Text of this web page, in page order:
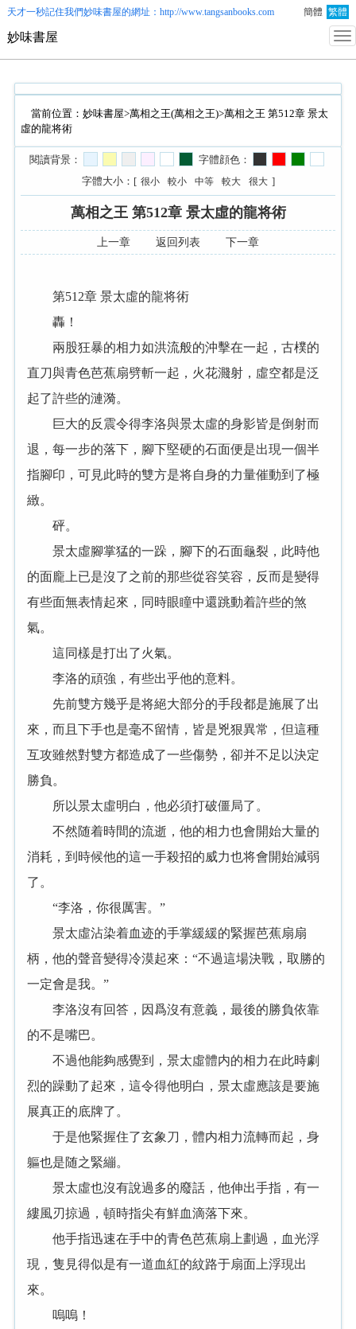
天才一秒記住我們妙味書屋的網址：http://www.tangsanbooks.com 簡體 繁體
妙味書屋
當前位置： 妙味書屋>萬相之王(萬相之王)>萬相之王 第512章 景太
虛的龍将術
閱讀背景：
字體顔色：
字體大小：[ 很小 較小 中等 較大 很大 ]
萬相之王 第512章 景太虛的龍将術
上一章 返回列表 下一章
第512章 景太虛的龍将術
轟！
兩股狂暴的相力如洪流般的沖擊在一起，古樸的
直刀與青色芭蕉扇劈斬一起，火花濺射，虛空都是泛
起了許些的漣漪。
巨大的反震令得李洛與景太虛的身影皆是倒射而
退，每一步的落下，腳下堅硬的石面便是出現一個半
指腳印，可見此時的雙方是将自身的力量催動到了極
緻。
砰。
景太虛腳掌猛的一跺，腳下的石面龜裂，此時他
的面龐上已是沒了之前的那些從容笑容，反而是變得
有些面無表情起來，同時眼瞳中還跳動着許些的煞
氣。
這同樣是打出了火氣。
李洛的頑強，有些出乎他的意料。
先前雙方幾乎是将絕大部分的手段都是施展了出
來，而且下手也是毫不留情，皆是兇狠異常，但這種
互攻雖然對雙方都造成了一些傷勢，卻并不足以決定
勝負。
所以景太虛明白，他必須打破僵局了。
不然随着時間的流逝，他的相力也會開始大量的
消耗，到時候他的這一手殺招的威力也将會開始減弱
了。
“李洛，你很厲害。”
景太虛沾染着血迹的手掌緩緩的緊握芭蕉扇扇
柄，他的聲音變得冷漠起來：“不過這場決戰，取勝的
一定會是我。”
李洛沒有回答，因爲沒有意義，最後的勝負依靠
的不是嘴巴。
不過他能夠感覺到，景太虛體内的相力在此時劇
烈的躁動了起來，這令得他明白，景太虛應該是要施
展真正的底牌了。
于是他緊握住了玄象刀，體内相力流轉而起，身
軀也是随之緊繃。
景太虛也沒有說過多的廢話，他伸出手指，有一
縷風刃掠過，頓時指尖有鮮血滴落下來。
他手指迅速在手中的青色芭蕉扇上劃過，血光浮
現，隻見得似是有一道血紅的紋路于扇面上浮現出
來。
嗚嗚！